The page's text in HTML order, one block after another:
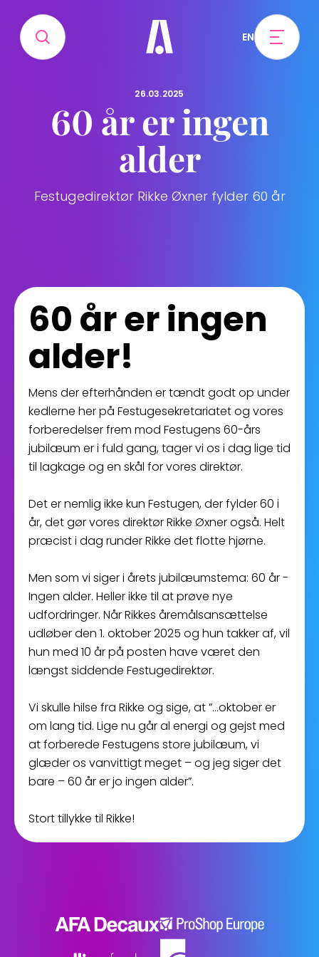
EN
26.03.2025
60 år er ingen
alder
Festugedirektør Rikke Øxner fylder 60 år
60 år er ingen
alder!
Mens der efterhånden er tændt godt op under
kedlerne her på Festugesekretariatet og vores
forberedelser frem mod Festugens 60-års
jubilæum er i fuld gang, tager vi os i dag lige tid
til lagkage og en skål for vores direktør.
Det er nemlig ikke kun Festugen, der fylder 60 i
år, det gør vores direktør Rikke Øxner også. Helt
præcist i dag runder Rikke det flotte hjørne.
Men som vi siger i årets jubilæumstema: 60 år -
Ingen alder. Heller ikke til at prøve nye
udfordringer. Når Rikkes åremålsansættelse
udløber den 1. oktober 2025 og hun takker af, vil
hun med 10 år på posten have været den
længst siddende Festugedirektør.
Vi skulle hilse fra Rikke og sige, at ”…oktober er
om lang tid. Lige nu går al energi og gejst med
at forberede Festugens store jubilæum, vi
glæder os vanvittigt meget – og jeg siger det
bare – 60 år er jo ingen alder”.
Stort tillykke til Rikke!